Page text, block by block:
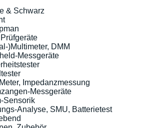
& Schwarz
)Multimeter, DMM
Messgeräte
Impedanzmessung
Messgeräte
Sensorik
Analyse, SMU, Batterietest